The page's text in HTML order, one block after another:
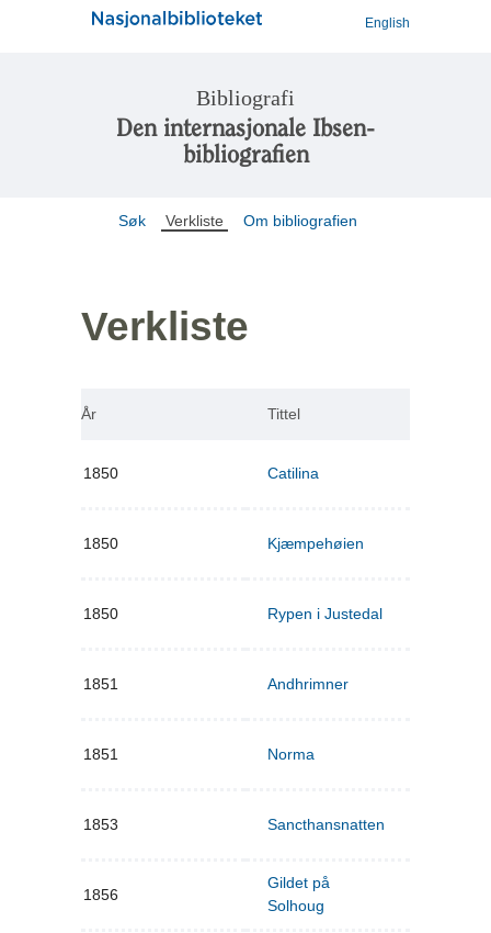
English
Bibliografi
Den internasjonale Ibsen-
bibliografien
Søk Verkliste Om bibliografien
Verkliste
År Tittel
1850 Catilina
1850 Kjæmpehøien
1850 Rypen i Justedal
1851 Andhrimner
1851 Norma
1853 Sancthansnatten
1856
Gildet på
Solhoug